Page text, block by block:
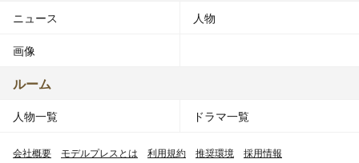
ニュース 人物
画像
ルーム
人物一覧 ドラマ一覧
会社概要 モデルプレスとは 利用規約 推奨環境 採用情報